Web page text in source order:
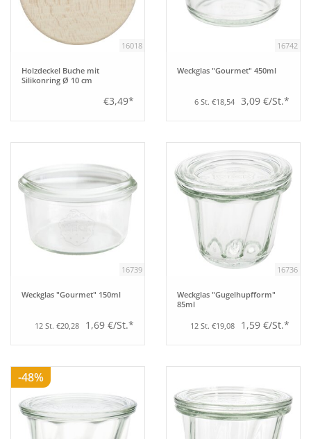
Aufsteller
Einrichtung
Berufsbekleidung
Küchentechnik
Küchenmöbel
16018
Holzdeckel Buche mit
Silikonring Ø 10 cm
€3,49*
16742
Weckglas "Gourmet" 450ml
6 St. €18,54 3,09 €/St.*
16739
Weckglas "Gourmet" 150ml
12 St. €20,28 1,69 €/St.*
16736
Weckglas "Gugelhupfform"
85ml
12 St. €19,08 1,59 €/St.*
-48%